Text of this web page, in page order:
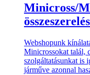
Minicross/
Webshopunk
Minicrossokat talál,
szolgáltatásunkat is
járműve azonnal